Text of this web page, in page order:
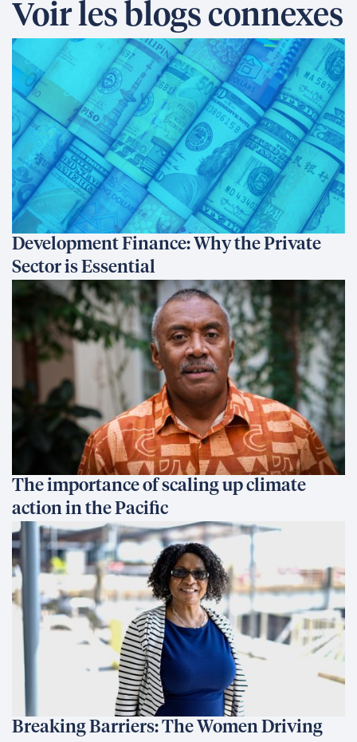
Voir les blogs connexes
Development Finance: Why the Private
Sector is Essential
The importance of scaling up climate
action in the Pacific
Breaking Barriers: The Women Driving